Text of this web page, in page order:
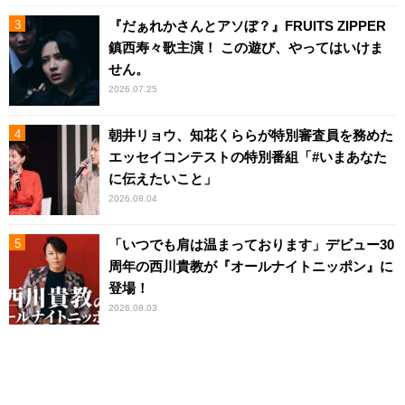
『だぁれかさんとアソぼ？』FRUITS ZIPPER
鎮西寿々歌主演！ この遊び、やってはいけま
せん。
2026.07.25
朝井リョウ、知花くららが特別審査員を務めた
エッセイコンテストの特別番組「#いまあなた
に伝えたいこと」
2026.08.04
「いつでも肩は温まっております」デビュー30
周年の西川貴教が『オールナイトニッポン』に
登場！
2026.08.03